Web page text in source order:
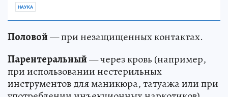
НАУКА
Половой— при незащищенных контактах.
Парентеральный— через кровь (например,
при использовании нестерильных
инструментов для маникюра, татуажа или при